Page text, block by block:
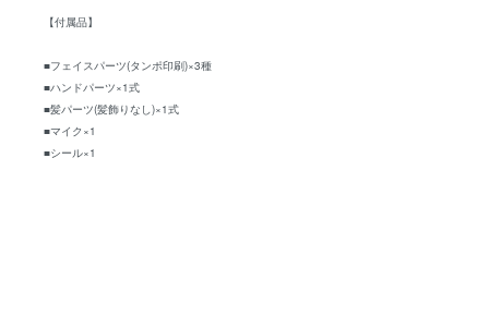
【付属品】
■フェイスパーツ(タンポ印刷)×3種
■ハンドパーツ×1式
■髪パーツ(髪飾りなし)×1式
■マイク×1
■シール×1